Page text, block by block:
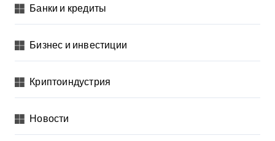
Банки и кредиты
Бизнес и инвестиции
Криптоиндустрия
Новости